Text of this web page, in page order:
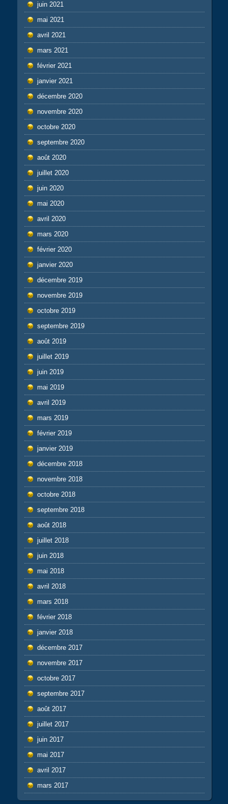
juin 2021
mai 2021
avril 2021
mars 2021
février 2021
janvier 2021
décembre 2020
novembre 2020
octobre 2020
septembre 2020
août 2020
juillet 2020
juin 2020
mai 2020
avril 2020
mars 2020
février 2020
janvier 2020
décembre 2019
novembre 2019
octobre 2019
septembre 2019
août 2019
juillet 2019
juin 2019
mai 2019
avril 2019
mars 2019
février 2019
janvier 2019
décembre 2018
novembre 2018
octobre 2018
septembre 2018
août 2018
juillet 2018
juin 2018
mai 2018
avril 2018
mars 2018
février 2018
janvier 2018
décembre 2017
novembre 2017
octobre 2017
septembre 2017
août 2017
juillet 2017
juin 2017
mai 2017
avril 2017
mars 2017